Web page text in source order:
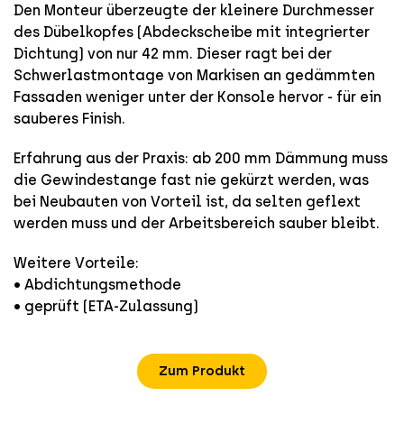
Den Monteur überzeugte der kleinere Durchmesser
des Dübelkopfes (Abdeckscheibe mit integrierter
Dichtung) von nur 42 mm. Dieser ragt bei der
Schwerlastmontage von Markisen an gedämmten
Fassaden weniger unter der Konsole hervor - für ein
sauberes Finish.
Erfahrung aus der Praxis: ab 200 mm Dämmung muss
die Gewindestange fast nie gekürzt werden, was
bei Neubauten von Vorteil ist, da selten geflext
werden muss und der Arbeitsbereich sauber bleibt.
Weitere Vorteile:
• Abdichtungsmethode
• geprüft (ETA-Zulassung)
Zum Produkt